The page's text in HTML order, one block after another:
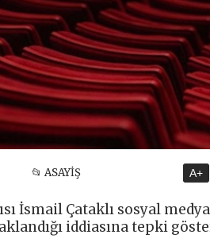
📂 ASAYİŞ A+
İsmail Çataklı sosyal
iddiasına tepki